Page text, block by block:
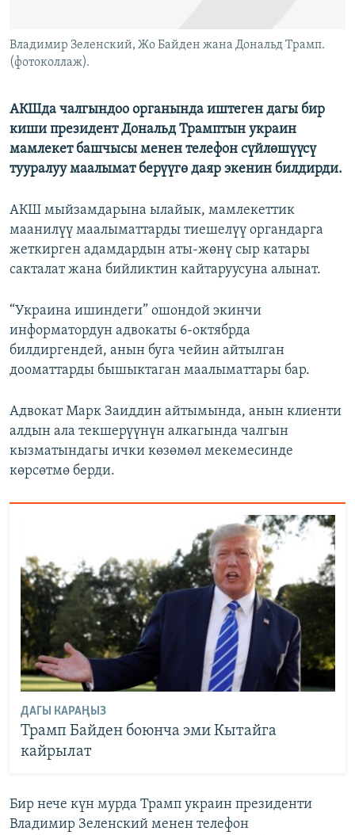
Владимир Зеленский, Жо Байден жана Дональд Трамп.
(фотоколлаж).
АКШда чалгындоо органында иштеген дагы бир
киши президент Дональд Трамптын украин
мамлекет башчысы менен телефон сүйлөшүүсү
тууралуу маалымат берүүгө даяр экенин билдирди.
АКШ мыйзамдарына ылайык, мамлекеттик
маанилүү маалыматтарды тиешелүү органдарга
жеткирген адамдардын аты-жөнү сыр катары
сакталат жана бийликтин кайтаруусуна алынат.
“Украина ишиндеги” ошондой экинчи
информатордун адвокаты 6-октябрда
билдиргендей, анын буга чейин айтылган
дооматтарды бышыктаган маалыматтары бар.
Адвокат Марк Заиддин айтымында, анын клиенти
алдын ала текшерүүнүн алкагында чалгын
кызматындагы ички көзөмөл мекемесинде
көрсөтмө берди.
ДАГЫ КАРАҢЫЗ
Трамп Байден боюнча эми Кытайга
кайрылат
Бир нече күн мурда Трамп украин президенти
Владимир Зеленский менен телефон